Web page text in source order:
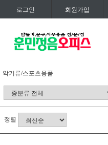
로그인 회원가입
악기류/스포츠용품
정렬